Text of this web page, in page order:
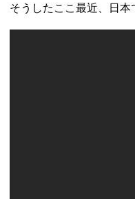
そうしたここ最近、日本